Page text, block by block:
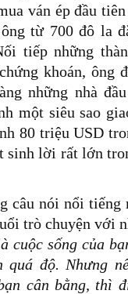
ván ép đầu
từ 700 đô la
tiếp những
khoán, ông
những nhà
một siêu sao
80 triệu USD
sinh lời rất lớn
câu nói nổi tiếng
trò chuyện với
cuộc sống của
quá độ. Nhưng
cân bằng, thì